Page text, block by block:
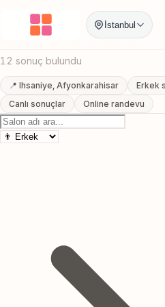
İstanbul
Anasayfa / Afyonkarahisar Ihsaniye
Ihsaniye, Afyonkarahisar
12 sonuç bulundu
📍 Ihsaniye, Afyonkarahisar
Erkek
Canlı sonuçlar
Online randevu